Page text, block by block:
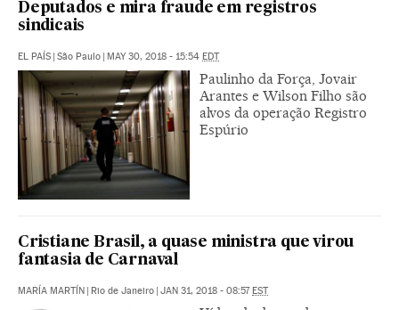
Deputados e mira fraude em registros
sindicais
EL PAÍS São Paulo MAY 30, 2018 - 15:54 EDT
Paulinho da Força, Jovair
Arantes e Wilson Filho são
alvos da operação Registro
Espúrio
Cristiane Brasil, a quase ministra que virou
fantasia de Carnaval
MARÍA MARTÍN | Rio de Janeiro | JAN 31, 2018 - 08:57EST